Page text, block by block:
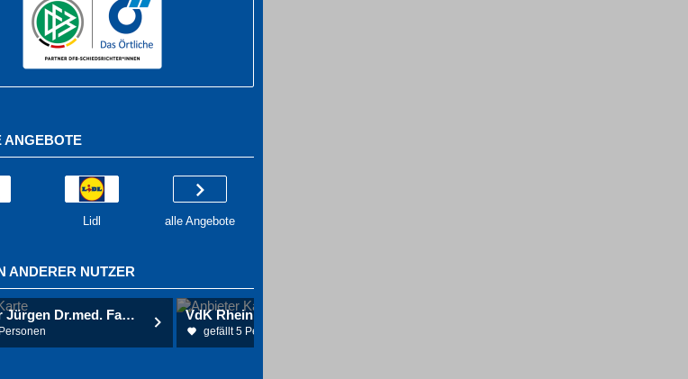
ANGEBOTE
Lidl alle Angebote
ANDERER NUTZER
Schneider Jürgen Dr.med. Facharzt für Innere Medizin-Kardiologie
gefällt 5 Personen